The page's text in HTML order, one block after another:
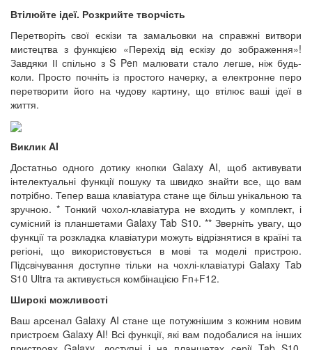
Втілюйте ідеї. Розкрийте творчість
Перетворіть свої ескізи та замальовки на справжні витвори
мистецтва з функцією «Перехід від ескізу до зображення»!
Завдяки ІІ спільно з S Pen малювати стало легше, ніж будь-
коли. Просто почніть із простого начерку, а електронне перо
перетворити його на чудову картину, що втілює ваші ідеї в
життя.
Виклик AI
Достатньо одного дотику кнопки Galaxy AI, щоб активувати
інтелектуальні функції пошуку та швидко знайти все, що вам
потрібно. Тепер ваша клавіатура стане ще більш унікальною та
зручною. * Тонкий чохол-клавіатура не входить у комплект, і
сумісний із планшетами Galaxy Tab S10. ** Зверніть увагу, що
функції та розкладка клавіатури можуть відрізнятися в країні та
регіоні, що використовується в мові та моделі пристрою.
Підсвічування доступне тільки на чохлі-клавіатурі Galaxy Tab
S10 Ultra та активується комбінацією Fn+F12.
Широкі можливості
Ваш арсенал Galaxy AI стане ще потужнішим з кожним новим
пристроєм Galaxy AI! Всі функції, які вам подобалися на інших